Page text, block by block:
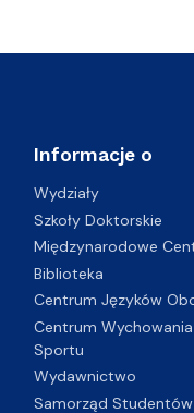
Informacje o
Wydziały
Szkoły Doktorskie
Międzynarodowe
Biblioteka
Centrum Języków
Centrum
Sportu
Wydawnictwo
Samorząd Studentów